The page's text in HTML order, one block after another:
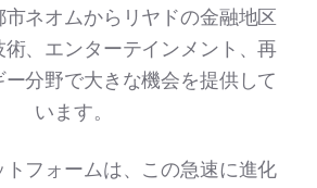
ネオムからリヤドの金融地区
術、エンターテインメント、再
分野で大きな機会を提供して
います。
フォームは、この急速に進化